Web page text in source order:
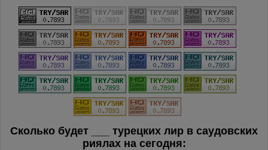
Сколько будет
турецких лир в саудовских
риялах на сегодня: